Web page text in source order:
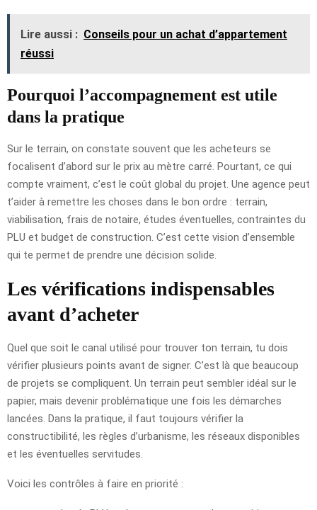
Lire aussi : Conseils pour un achat d’appartement
réussi
Pourquoi l’accompagnement est utile
dans la pratique
Sur le terrain, on constate souvent que les acheteurs se
focalisent d’abord sur le prix au mètre carré. Pourtant, ce qui
compte vraiment, c’est le coût global du projet. Une agence peut
t’aider à remettre les choses dans le bon ordre : terrain,
viabilisation, frais de notaire, études éventuelles, contraintes du
PLU et budget de construction. C’est cette vision d’ensemble
qui te permet de prendre une décision solide.
Les vérifications indispensables
avant d’acheter
Quel que soit le canal utilisé pour trouver ton terrain, tu dois
vérifier plusieurs points avant de signer. C’est là que beaucoup
de projets se compliquent. Un terrain peut sembler idéal sur le
papier, mais devenir problématique une fois les démarches
lancées. Dans la pratique, il faut toujours vérifier la
constructibilité, les règles d’urbanisme, les réseaux disponibles
et les éventuelles servitudes.
Voici les contrôles à faire en priorité :